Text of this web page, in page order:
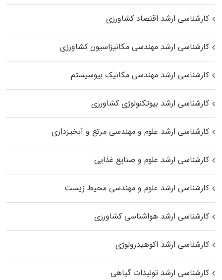
کارشناسی ارشد اقتصاد کشاورزی
کارشناسی ارشد مهندسی مکانیزاسیون کشاورزی
کارشناسی ارشد مهندسی مکانیک بیوسیستم
کارشناسی ارشد بیوتکنولوژی کشاورزی
کارشناسی ارشد علوم و مهندسی مرتع و آبخیزداری
کارشناسی ارشد علوم و صنایع غذایی
کارشناسی ارشد علوم و مهندسی محیط زیست
کارشناسی ارشد هواشناسی کشاورزی
کارشناسی ارشد اکوهیدرولوژی
کارشناسی ارشد تولیدات گیاهی